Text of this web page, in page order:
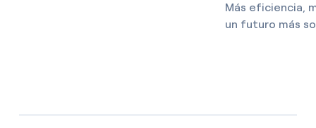
Más eficiencia,
un futuro más